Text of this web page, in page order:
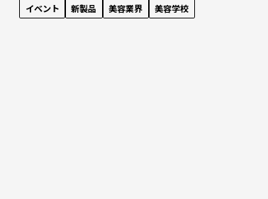
イベント 新製品 美容業界 美容学校